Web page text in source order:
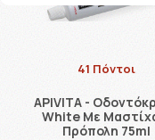
41 Πόντοι
APIVITA -
White Με
Πρόπολη 75ml